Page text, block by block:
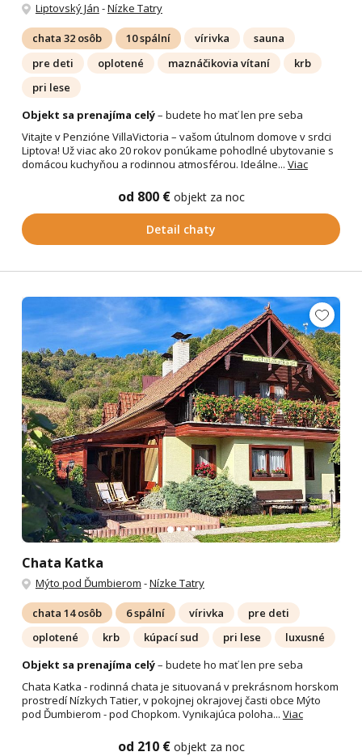
Liptovský Ján -Nízke Tatry
chata 32 osôb 10 spální vírivka
sauna
pre deti
oplotené maznáčikovia vítaní
krb
pri lese
Objekt sa prenajíma celý– budete ho mať len pre seba
Vitajte v Penzióne VillaVictoria – vašom útulnom domove v srdci
Liptova! Už viac ako 20 rokov ponúkame pohodlné ubytovanie s
domácou kuchyňou a rodinnou atmosférou. Ideálne... Viac
od 800 € objekt za noc
Detail chaty
Chata Katka
Mýto pod Ďumbierom -Nízke Tatry
chata 14 osôb 6 spální vírivka
pre deti
oplotené
krb kúpací sud pri lese
luxusné
Objekt sa prenajíma celý– budete ho mať len pre seba
Chata Katka - rodinná chata je situovaná v prekrásnom horskom
prostredí Nízkych Tatier, v pokojnej okrajovej časti obce Mýto
pod Ďumbierom - pod Chopkom. Vynikajúca poloha... Viac
od 210 € objekt za noc